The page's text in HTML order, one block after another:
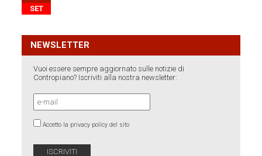
SET
NEWSLETTER
Vuoi essere sempre aggiornato sulle notizie di
Contropiano? Iscriviti alla nostra newsletter:
Accetto la privacy policy del sito